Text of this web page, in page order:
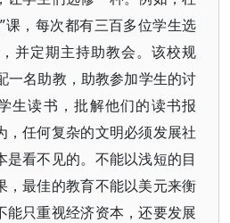
课，每次都有三百多位学生选
并定期主持助教会。该校规
一名助教，助教参加学生的讨
生读书，批解他们的读书报
，任何复杂的文明必须发展社
看不见的。不能以浅短的目
，最佳的教育不能以美元来衡
能只重视经济资本，还要发展